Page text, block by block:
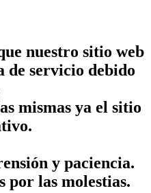
nuestro sitio web
de servicio debido
mismas ya el sitio
y paciencia.
por las molestias.